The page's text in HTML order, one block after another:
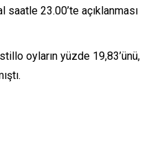
saatle 23.00’te açıklanması
oyların yüzde 19,83’ünü,